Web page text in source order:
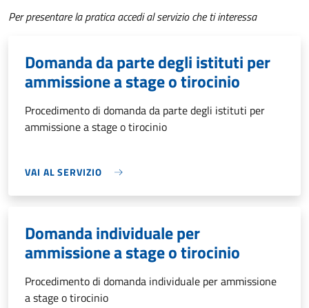
Per presentare la pratica accedi al servizio che ti interessa
Domanda da parte degli istituti per
ammissione a stage o tirocinio
Procedimento di domanda da parte degli istituti per
ammissione a stage o tirocinio
VAI AL SERVIZIO
Domanda individuale per
ammissione a stage o tirocinio
Procedimento di domanda individuale per ammissione
a stage o tirocinio